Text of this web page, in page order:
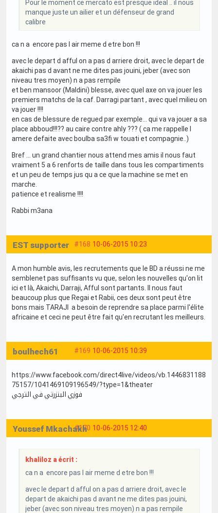
Pour le moment ce mercato est presque ideal .. il nous
manque juste un ailier et un défenseur de grand
calibre
ca n a encore pas l air meme d etre bon !!!
avec le depart d afful on a pas d arriere droit, avec le depart de
akaichi pas d avant ne me dites pas jouini, jeber (avec son
niveau tres moyen) n a pas rempile
et ben mansoor (Maldini) blesse, avec quel axe on va jouer les
premiers matchs de la caf. Darragi partant , avec quel milieu on
va jouer !!!!
en cas de blessure de regued par exemple... qui va va jouer a sa
place abboud!!!?? au caire contre ahly ??? ( ca me rappelle l
amere defaite avec boulba sa3fi w touati et compagnie..)
Bref ... un grand chantier nous attend mes amis il nous faut
vraiment 5 a 6 renforts de taille dans tous les compartiments
et un peu de temps jus qu a ce que la machine se met en
marche.
patience et realisme !!!!
Rabbi m3ana
#168 10-06-2015 10:23
EST supporter
A mon humble avis, les recrutements que le BD a réussi ne me
semblenet pas suffisants vu que, selon les nouvelles qu'on lit
ici et là, Akaichi, Darraji, Afful sont partants. Il nous faut
beaucoup plus que Regai et Rabii, ces deux sont peut être
bons mais TARAJI a besoin de reprendre sa place parmi l'élite
africaine et ceci ne peut être fait qu'en recrutant les meilleurs.
#169 10-06-2015 10:39
boulhech61
https://www.facebook.com/direct4live/videos/vb.1446831188
75157/1041469109196549/?type=1&theater
فوزي البنزرتي في الترجي
#170 10-06-2015 12:40
Youssef Mkachakh
khaliloz a écrit :
ca n a encore pas l air meme d etre bon !!!
avec le depart d afful on a pas d arriere droit, avec le
depart de akaichi pas d avant ne me dites pas jouini,
jeber (avec son niveau tres moyen) n a pas rempile